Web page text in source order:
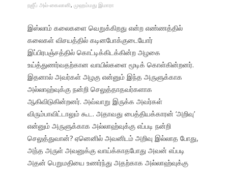
நஜீப் அல்-கைலானி, முஹம்மது இமாரா
இஸ்லாம் கலைகளை வெறுக்கிறது என்ற எண்ணத்தில்
கலைகள் விசயத்தில் கடினபோக்குடையோர்
இப்பிரபஞ்சத்தில் கொட்டிக்கிடக்கின்ற அழகை
உய்த்துணர்வதற்கான வாயில்களை மூடிக் கொள்கின்றனர்.
இதனால் அவர்கள் அழகு என்னும் இந்த அருளுக்காக
அல்லாஹ்வுக்கு நன்றி செலுத்தாதவர்களாக
ஆகிவிடுகின்றனர். அவ்வாறு இருக்க அவர்கள்
விரும்பாவிட்டாலும் கூட. அதாவது பைத்தியக்காரன் ‘அறிவு’
என்னும் அருளுக்காக அல்லாஹ்வுக்கு எப்படி நன்றி
செலுத்துவான்? ஏனெனில் அவனிடம் அறிவு இல்லாத போது,
அந்த அருள் அவனுக்கு வாய்க்காதபோது அவன் எப்படி
அதன் பெறுமதியை உணர்ந்து அதற்காக அல்லாஹ்வுக்கு